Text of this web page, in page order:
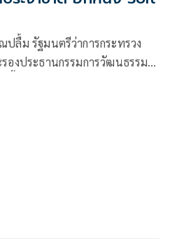
ลื้ม รัฐมนตรีว่าการกระทรวง
องประธานกรรมการวัฒนธรรม